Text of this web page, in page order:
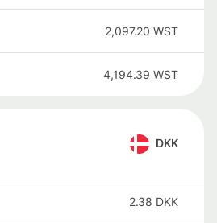
2,097.20 WST
4,194.39 WST
DKK
2.38 DKK